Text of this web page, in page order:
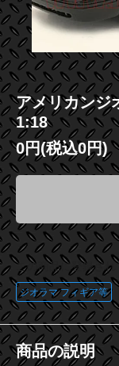
アメリカンジ
1:18
0円(税込0円)
この商品に登録され
ジオラマ フィギア等
商品の説明